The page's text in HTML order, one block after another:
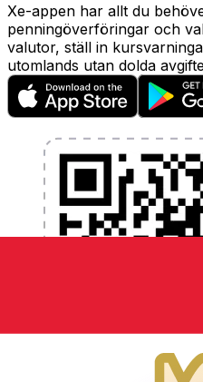
Xe-appen har allt du
penningöverföringar och
valutor, ställ in
utomlands utan dolda